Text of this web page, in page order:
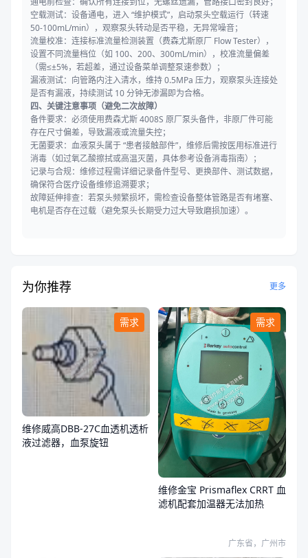
空载测试：设备通电，进入 “维护模式”，启动泵头空载运行（转速
50-100mL/min），观察泵头转动是否平稳，无异常噪音；
流量校准：连接标准流量检测装置（费森尤斯原厂 Flow Tester），
设置不同流量档位（如 100、200、300mL/min），校准流量偏差
（需≤±5%，若超差，通过设备菜单调整泵速参数）；
漏液测试：向管路内注入清水，维持 0.5MPa 压力，观察泵头连接处
是否有漏液，持续测试 10 分钟无渗漏即为合格。
四、关键注意事项（避免二次故障）
备件要求：必须使用费森尤斯 4008S 原厂泵头备件，非原厂件可能
存在尺寸偏差，导致漏液或流量失控；
无菌要求：血液泵头属于 “患者接触部件”，维修后需按医用标准进行
消毒（如过氧乙酸擦拭或高温灭菌，具体参考设备消毒指南）；
记录与合规：维修过程需详细记录备件型号、更换部件、测试数据，
确保符合医疗设备维修追溯要求；
故障延伸排查：若泵头频繁损坏，需检查设备整体管路是否有堵塞、
电机是否存在过载（避免泵头长期受力过大导致磨损加速）。
为你推荐 更多
需求
维修威高DBB-27C血透机透析
液过滤器，血泵旋钮
需求
维修金宝 Prismaflex CRRT 血
滤机配套加温器无法加热
广东省，广州市